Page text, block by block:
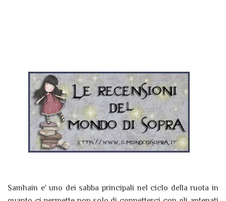
Samhain e' uno dei sabba principali nel ciclo della ruota in